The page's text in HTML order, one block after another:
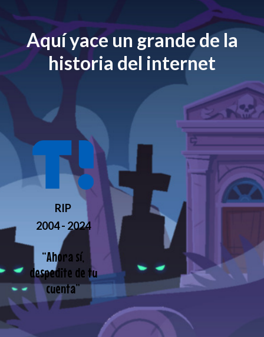
Aquí yace un grande de la
historia del internet
RIP
2004 - 2024
“Ahora sí,
despedite de tu
cuenta”